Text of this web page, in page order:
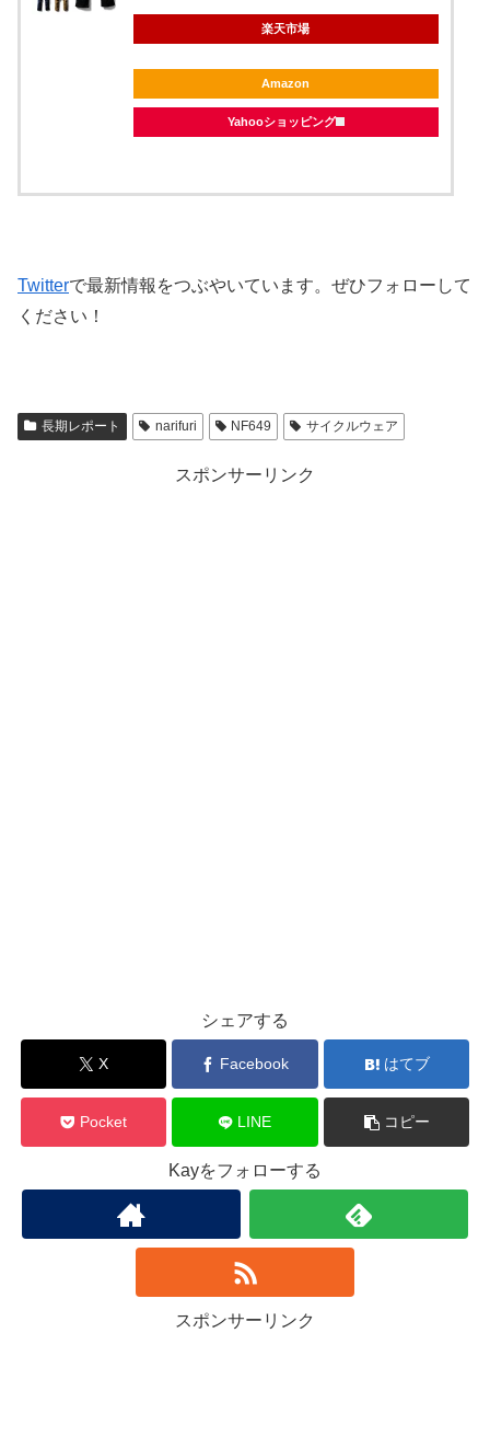
楽天市場
Amazon
Yahooショッピング
Twitterで最新情報をつぶやいています。ぜひフォローして
ください！
長期レポート narifuri NF649 サイクルウェア
スポンサーリンク
シェアする
X Facebook はてブ
Pocket LINE コピー
Kayをフォローする
スポンサーリンク